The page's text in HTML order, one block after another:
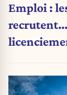
Emploi :